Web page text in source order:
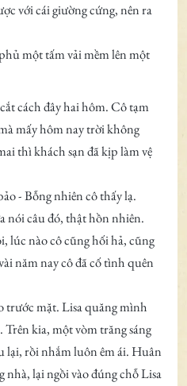
với cái giường cứng, nên ra
một tấm vải mềm lên một
cách đây hai hôm. Cô tạm
mấy hôm nay trời không
thì khách sạn đã kịp làm vệ
- Bỗng nhiên cô thấy lạ.
nói câu đó, thật hồn nhiên.
lúc nào cô cũng hối hả, cũng
năm nay cô đã cố tình quên
trước mặt. Lisa quăng mình
Trên kia, một vòm trăng sáng
lại, rồi nhắm luôn êm ái. Huân
nhà, lại ngồi vào đúng chỗ Lisa